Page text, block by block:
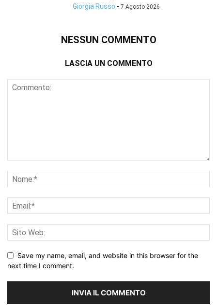
Giorgia Russo - 7 Agosto 2026
NESSUN COMMENTO
LASCIA UN COMMENTO
Save my name, email, and website in this browser for the
next time I comment.